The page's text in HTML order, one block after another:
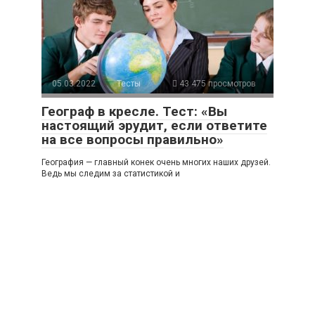
05.03.2022 Тесты 43 475 просмотров
Географ в кресле. Тест: «Вы
настоящий эрудит, если ответите
на все вопросы правильно»
География — главный конек очень многих наших друзей.
Ведь мы следим за статистикой и